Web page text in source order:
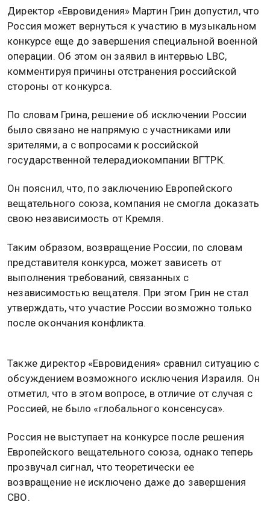
Директор «Евровидения» Мартин Грин допустил, что
Россия может вернуться к участию в музыкальном
конкурсе еще до завершения специальной военной
операции. Об этом он заявил в интервью LBC,
комментируя причины отстранения российской
стороны от конкурса.
По словам Грина, решение об исключении России
было связано не напрямую с участниками или
зрителями, а с вопросами к российской
государственной телерадиокомпании ВГТРК.
Он пояснил, что, по заключению Европейского
вещательного союза, компания не смогла доказать
свою независимость от Кремля.
Таким образом, возвращение России, по словам
представителя конкурса, может зависеть от
выполнения требований, связанных с
независимостью вещателя. При этом Грин не стал
утверждать, что участие России возможно только
после окончания конфликта.
Также директор «Евровидения» сравнил ситуацию с
обсуждением возможного исключения Израиля. Он
отметил, что в этом вопросе, в отличие от случая с
Россией, не было «глобального консенсуса».
Россия не выступает на конкурсе после решения
Европейского вещательного союза, однако теперь
прозвучал сигнал, что теоретически ее
возвращение не исключено даже до завершения
СВО.